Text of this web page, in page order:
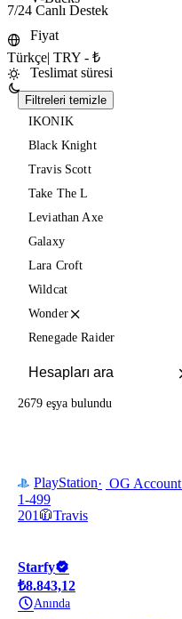
7/24 Canlı Destek
Türkçe| TRY - ₺
Fiyat
Teslimat süresi
Filtreleri temizle
IKONIK
Black Knight
Travis Scott
Take The L
Leviathan Axe
Galaxy
Lara Croft
Wildcat
Wonder
Renegade Raider
2679 eşya bulundu
PlayStation OG Account
1-499
201🧥Travis
Starfy
₺8.843,12
Anında